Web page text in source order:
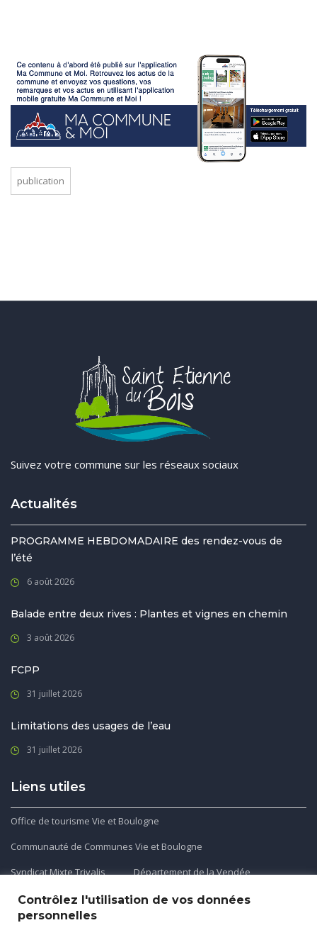
publication
Suivez votre commune sur les réseaux sociaux
Actualités
PROGRAMME HEBDOMADAIRE des rendez-vous de
l’été
6 août 2026
Balade entre deux rives : Plantes et vignes en chemin
3 août 2026
FCPP
31 juillet 2026
Limitations des usages de l’eau
31 juillet 2026
Liens utiles
Office de tourisme Vie et Boulogne
Communauté de Communes Vie et Boulogne
Syndicat Mixte Trivalis
Département de la Vendée
Application mobile
Contrôlez l'utilisation de vos données
personnelles